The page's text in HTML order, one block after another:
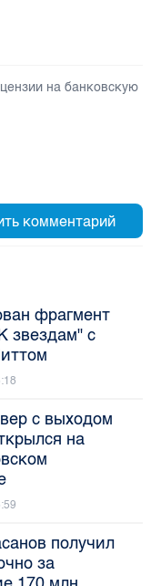
на банковскую
фрагмент
звездам" с
с выходом
на
получил
за